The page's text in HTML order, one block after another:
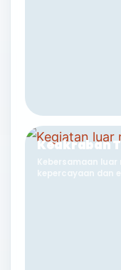
Keakraban
Kebersamaan
kepercayaan dan